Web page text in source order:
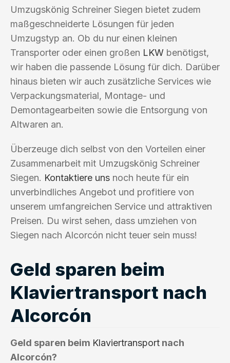
Umzugskönig Schreiner Siegen bietet zudem
maßgeschneiderte Lösungen für jeden
Umzugstyp an. Ob du nur einen kleinen
Transporter oder einen großen LKW benötigst,
wir haben die passende Lösung für dich. Darüber
hinaus bieten wir auch zusätzliche Services wie
Verpackungsmaterial, Montage- und
Demontagearbeiten sowie die Entsorgung von
Altwaren an.
Überzeuge dich selbst von den Vorteilen einer
Zusammenarbeit mit Umzugskönig Schreiner
Siegen. Kontaktiere uns noch heute für ein
unverbindliches Angebot und profitiere von
unserem umfangreichen Service und attraktiven
Preisen. Du wirst sehen, dass umziehen von
Siegen nach Alcorcón nicht teuer sein muss!
Geld sparen beim
Klaviertransport nach
Alcorcón
Geld sparen beim Klaviertransport nach
Alcorcón?